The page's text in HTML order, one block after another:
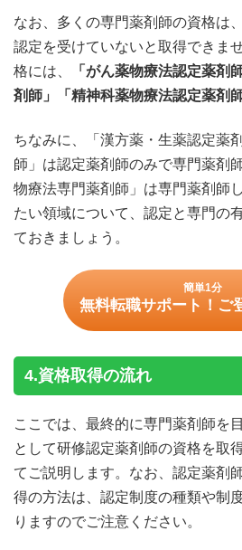
なお、多くの専門薬剤師の資格は
認定を受けていないと取得できま
格には、
「がん薬物療法認定薬剤
剤師」「精神科薬物療法認定薬剤
ちなみに、「漢方薬・生薬認定薬
師」は認定薬剤師のみで専門薬剤
物療法専門薬剤師」は専門薬剤師
たい領域について、認定と専門の
ておきましょう。
簡単1分
無料転職サポート！ご
4.資格取得の流れ
ここでは、最終的に専門薬剤師を
として研修認定薬剤師の資格を取
てご説明します。なお、認定薬剤
得の方法は、認定制度の種類や制
りますのでご注意ください。